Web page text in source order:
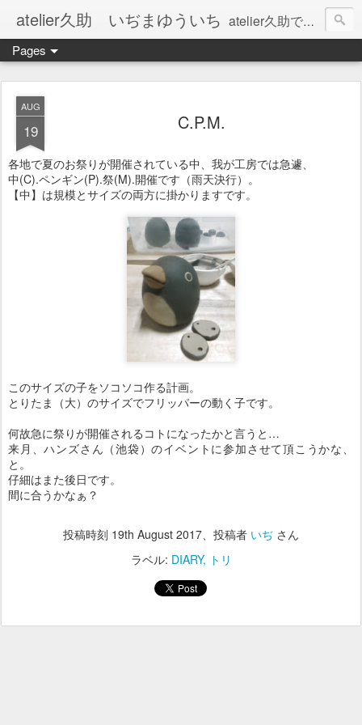
atelier久助 いぢまゆういち atelier久助では土と火から暖かなモノたちを生み出しています。 ご覧になられた方が和んで頂ければ幸いです。
Pages
AUG
19 C.P.M.
各地で夏のお祭りが開催されている中、我が工房では急遽、
中(C).ペンギン(P).祭(M).開催です（雨天決行）。
【中】は規模とサイズの両方に掛かりますです。
このサイズの子をソコソコ作る計画。
とりたま（大）のサイズでフリッパーの動く子です。
何故急に祭りが開催されるコトになったかと言うと…
来月、ハンズさん（池袋）のイベントに参加させて頂こうかな、
と。
仔細はまた後日です。
間に合うかなぁ？
投稿時刻 19th August 2017 、投稿者 いぢ さん
ラベル: DIARY トリ